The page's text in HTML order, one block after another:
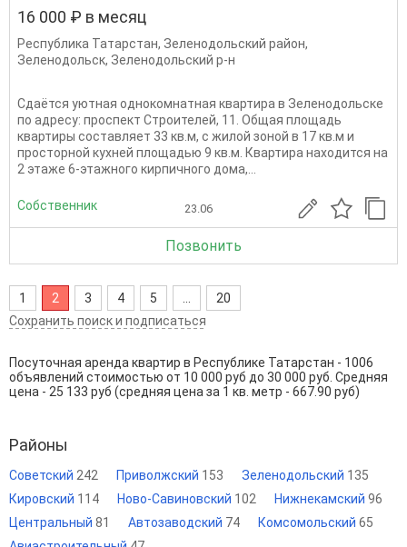
16 000 ₽ в месяц
Республика Татарстан, Зеленодольский район,
Зеленодольск, Зеленодольский р-н
Сдаётся уютная однокомнатная квартира в Зеленодольске
по адресу: проспект Строителей, 11. Общая площадь
квартиры составляет 33 кв.м, с жилой зоной в 17 кв.м и
просторной кухней площадью 9 кв.м. Квартира находится на
2 этаже 6-этажного кирпичного дома,...
Собственник 23.06
Позвонить
1 2 3 4 5
20
Сохранить поиск и подписаться
Посуточная аренда квартир в Республике Татарстан - 1006
объявлений стоимостью от 10 000 руб до 30 000 руб. Средняя
цена - 25 133 руб (средняя цена за 1 кв. метр - 667.90 руб)
Районы
Советский 242 Приволжский 153 Зеленодольский 135
Кировский 114 Ново-Савиновский 102 Нижнекамский 96
Центральный 81 Автозаводский 74 Комсомольский 65